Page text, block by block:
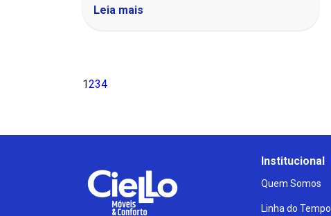
Leia mais
1234
Institucional
Quem Somos
Linha do Tempo